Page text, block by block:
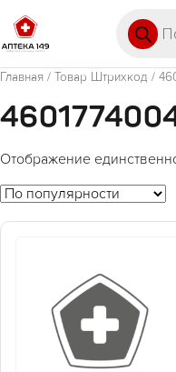
Главная / Товар Штрихкод /
Отображение